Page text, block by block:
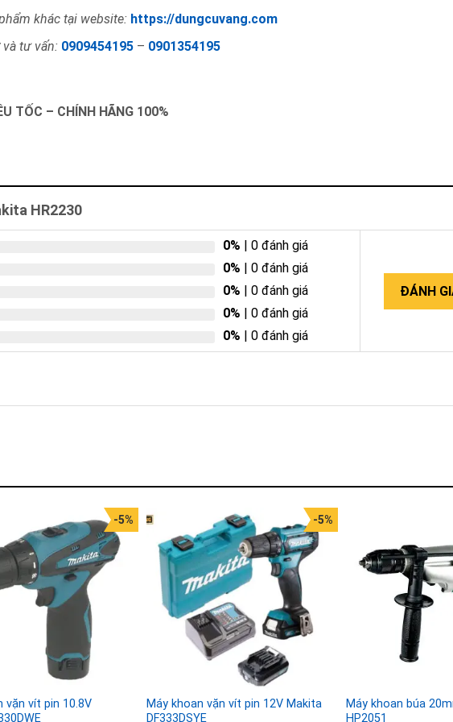
khác tại website: https://dungcuvang.com
tư vấn: 0909454195– 0901354195
TỐC – CHÍNH HÃNG 100%
HR2230
0% | 0 đánh giá
0% | 0 đánh giá
0% | 0 đánh giá
0% | 0 đánh giá
0% | 0 đánh giá
ĐÁNH
vặn vít pin 10.8V
-5%
Máy khoan vặn vít pin 12V Makita
DF333DSYE
-5%
Máy khoan búa
HP2051